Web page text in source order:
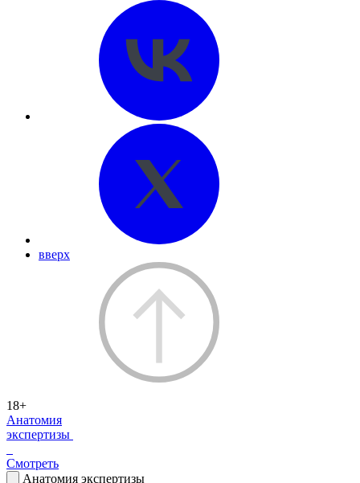
вверх
18+
Анатомия
экспертизы
Смотреть
Анатомия экспертизы